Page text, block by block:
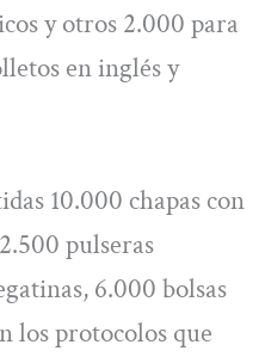
y otros 2.000 para
en inglés y
10.000 chapas con
pulseras
6.000 bolsas
los protocolos que